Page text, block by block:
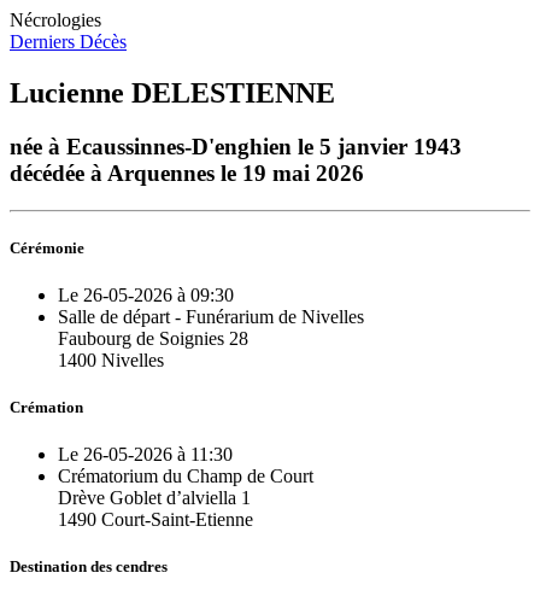
Nécrologies
Derniers Décès
Lucienne DELESTIENNE
née à Ecaussinnes-D'enghien le 5 janvier 1943
décédée à Arquennes le 19 mai 2026
Cérémonie
Le 26-05-2026 à 09:30
Salle de départ - Funérarium de Nivelles
Faubourg de Soignies 28
1400 Nivelles
Crémation
Le 26-05-2026 à 11:30
Crématorium du Champ de Court
Drève Goblet d’alviella 1
1490 Court-Saint-Etienne
Destination des cendres